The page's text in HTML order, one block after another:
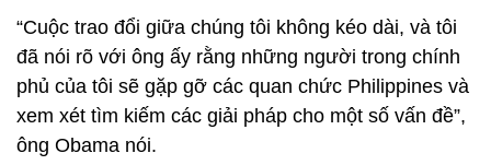
“Cuộc trao đổi giữa chúng tôi không kéo dài, và tôi
đã nói rõ với ông ấy rằng những người trong chính
phủ của tôi sẽ gặp gỡ các quan chức Philippines và
xem xét tìm kiếm các giải pháp cho một số vấn đề”,
ông Obama nói.